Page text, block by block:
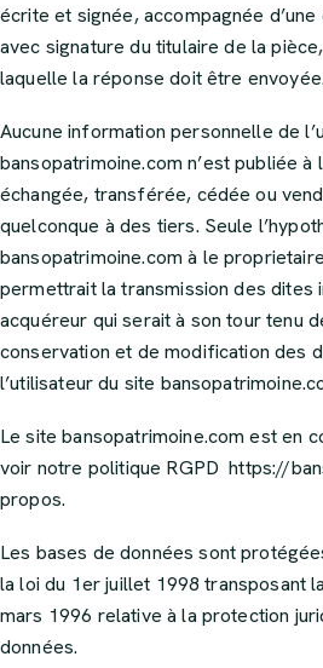
écrite et signée, accompagnée
avec signature du titulaire de la
laquelle la réponse doit être envoyée.
Aucune information personnelle de
bansopatrimoine.com n’est publiée à
échangée, transférée, cédée ou
quelconque à des tiers. Seule
bansopatrimoine.com à le
permettrait la transmission des dites
acquéreur qui serait à son tour tenu
conservation et de modification des
l’utilisateur du site
Le sitebansopatrimoine.com est en
voir notre politique RGPDhttps://
propos.
Les bases de données sont
la loi du 1er juillet 1998 transposant
mars 1996 relative à la protection
données.